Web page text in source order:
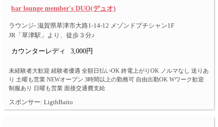
bar lounge member's DUO(デュオ)
ラウンジ- 滋賀県草津市大路1-14-12 メゾンドプチシャン1F
JR「草津駅」より、徒歩３分♪
カウンターレディ 3,000円
未経験者大歓迎 経験者優遇 全額日払いOK 終電上がりOK ノルマなし 送りあ
り 土曜も営業 NEWオープン 3時間以上の勤務可 自由出勤OK Wワーク歓迎
制服あり 日曜も営業 面接交通費支給
スポンサー: LigthBaito